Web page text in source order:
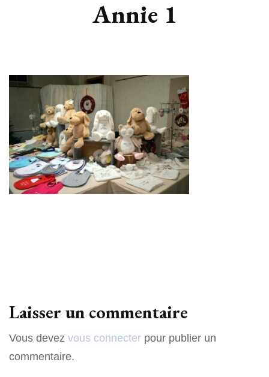
Annie 1
Laisser un commentaire
Vous devez vous connecter pour publier un
commentaire.